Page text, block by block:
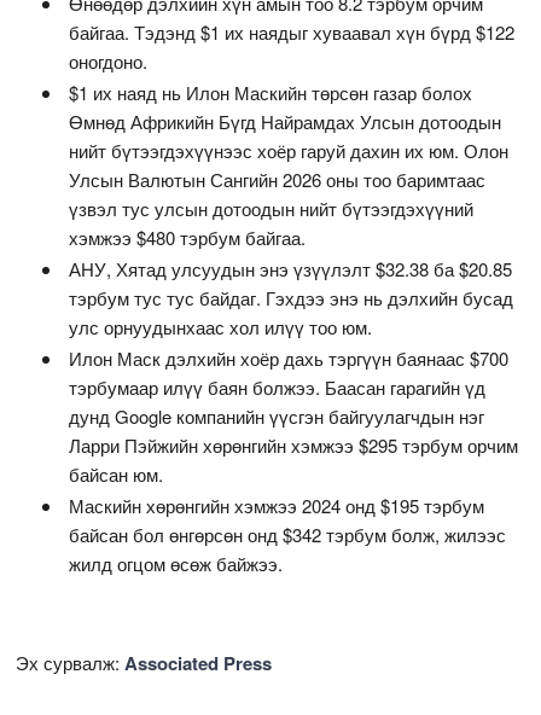
байгаа. Тэдэнд $1 их наядыг хуваавал хүн бүрд $122
оногдоно.
$1 их наяд нь Илон Маскийн төрсөн газар болох
Өмнөд Африкийн Бүгд Найрамдах Улсын дотоодын
нийт бүтээгдэхүүнээс хоёр гаруй дахин их юм. Олон
Улсын Валютын Сангийн 2026 оны тоо баримтаас
үзвэл тус улсын дотоодын нийт бүтээгдэхүүний
хэмжээ $480 тэрбум байгаа.
АНУ, Хятад улсуудын энэ үзүүлэлт $32.38 ба $20.85
тэрбум тус тус байдаг. Гэхдээ энэ нь дэлхийн бусад
улс орнуудынхаас хол илүү тоо юм.
Илон Маск дэлхийн хоёр дахь тэргүүн баянаас $700
тэрбумаар илүү баян болжээ. Баасан гарагийн үд
дунд Google компанийн үүсгэн байгуулагчдын нэг
Ларри Пэйжийн хөрөнгийн хэмжээ $295 тэрбум орчим
байсан юм.
Маскийн хөрөнгийн хэмжээ 2024 онд $195 тэрбум
байсан бол өнгөрсөн онд $342 тэрбум болж, жилээс
жилд огцом өсөж байжээ.
Эх сурвалж: Associated Press